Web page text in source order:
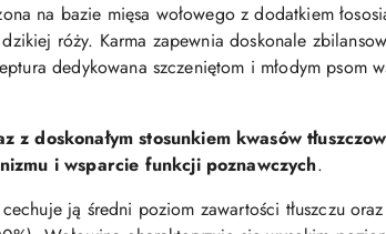
na bazie mięsa wołowego z dodatkiem
róży. Karma zapewnia doskonale
dedykowana szczeniętom i młodym psom
doskonałym stosunkiem kwasów
i wsparcie funkcji poznawczych.
ją średni poziom zawartości tłuszczu